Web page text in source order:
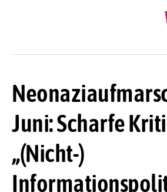
Juni: Scharfe
„(Nicht-)